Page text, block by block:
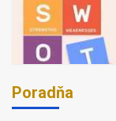
Poradňa